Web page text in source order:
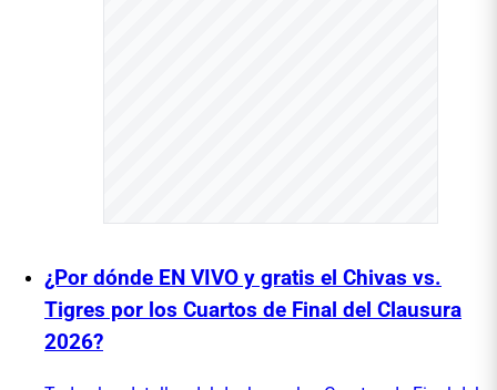
¿Por dónde EN VIVO y gratis el Chivas vs.
Tigres por los Cuartos de Final del Clausura
2026?